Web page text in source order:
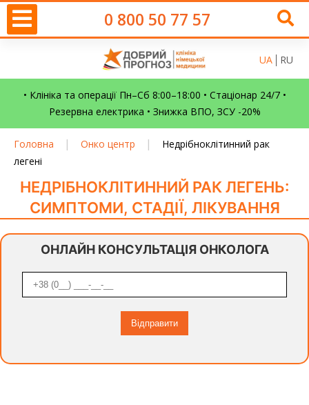
0 800 50 77 57
UA RU
• Клініка та операції Пн–Сб 8:00–18:00 • Стаціонар 24/7 •
Резервна електрика • Знижка ВПО, ЗСУ -20%
Головна | Онко центр |
Недрібноклітинний рак
легені
НЕДРІБНОКЛІТИННИЙ РАК ЛЕГЕНЬ:
СИМПТОМИ, СТАДІЇ, ЛІКУВАННЯ
ОНЛАЙН КОНСУЛЬТАЦІЯ ОНКОЛОГА